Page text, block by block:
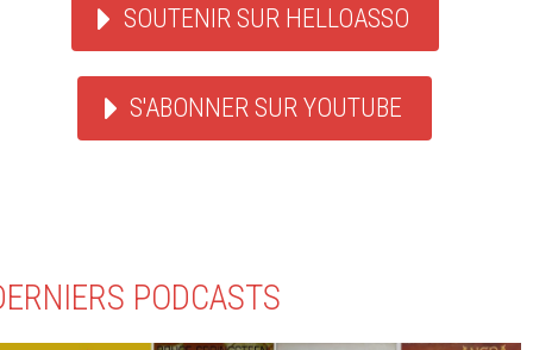
SOUTENIR SUR HELLOASSO
S'ABONNER SUR YOUTUBE
PODCASTS